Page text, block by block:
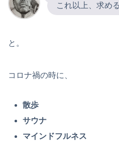
これ以上、求め
と。
コロナ禍の時に、
散歩
サウナ
マインドフルネス